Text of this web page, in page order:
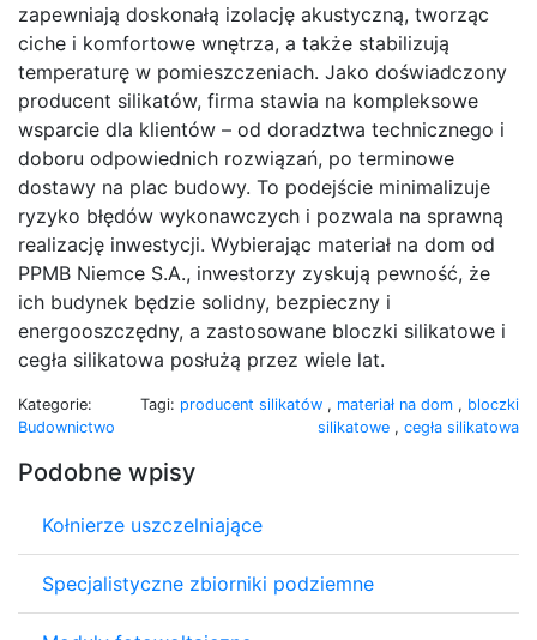
zapewniają doskonałą izolację akustyczną, tworząc
ciche i komfortowe wnętrza, a także stabilizują
temperaturę w pomieszczeniach. Jako doświadczony
producent silikatów, firma stawia na kompleksowe
wsparcie dla klientów – od doradztwa technicznego i
doboru odpowiednich rozwiązań, po terminowe
dostawy na plac budowy. To podejście minimalizuje
ryzyko błędów wykonawczych i pozwala na sprawną
realizację inwestycji. Wybierając materiał na dom od
PPMB Niemce S.A., inwestorzy zyskują pewność, że
ich budynek będzie solidny, bezpieczny i
energooszczędny, a zastosowane bloczki silikatowe i
cegła silikatowa posłużą przez wiele lat.
Kategorie:
Budownictwo
Tagi: producent silikatów , materiał na dom , bloczki
silikatowe , cegła silikatowa
Podobne wpisy
Kołnierze uszczelniające
Specjalistyczne zbiorniki podziemne